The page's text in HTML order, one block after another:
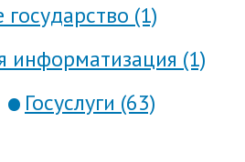
(1)
информатизация (1)
Госуслуги (63)